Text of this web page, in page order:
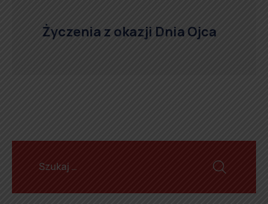
Życzenia z okazji Dnia Ojca